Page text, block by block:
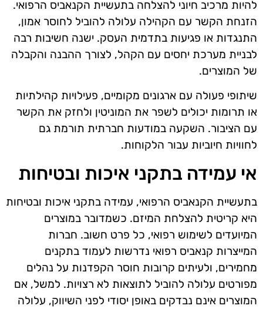
להיות מרכיב חיוני להצלחה בתעשיית הקנאביס הרפואי.
הזנחת הקשר עם הקהילה עלולה להוביל לחוסר אמון,
התנגדות או פגיעות בתדמית העסק. ישנה חשיבות רבה
לבניית מערכת יחסים עם הקהל, לצורך ההבנה והקבלה
של המוצרים.
שיתופי פעולה עם ארגונים מקומיים, פעילויות קהילתיות
או תרומות יכולים לשפר את המוניטין ולחזק את הקשר
עם הציבור. השקעה במודעות חברתית תורמת גם
לחוויות חיוביות עבור הלקוחות.
אי עמידה בתקני איכות ובטיחות
בתעשיית הקנאביס הרפואי, עמידה בתקני איכות ובטיחות
היא קריטית להצלחת המיזם. כשמדובר במוצרים
המיועדים לשימוש רפואי, כל פרט חשוב. חברות
המייצרות קנאביס רפואי נדרשות לעמוד בתקנים
מחמירים, ולעיתים קרובות חוסר הקפדנות על נהלים
מפורטים עלולה להוביל לתוצאות לא רצויות. למשל, אם
המוצרים אינם נבדקים באופן יסודי לפני השיווק, עלולה